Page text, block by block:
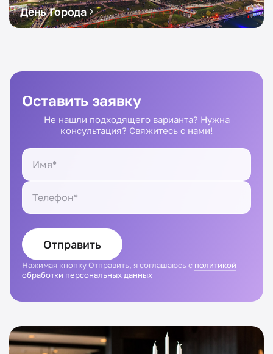
День Города
Оставить заявку
Не нашли подходящего варианта? Нужна
консультация? Свяжитесь с нами!
Отправить
Нажимая кнопку Отправить, я соглашаюсь с политикой
обработки персональных данных